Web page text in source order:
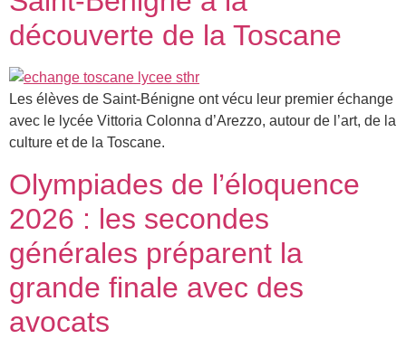
découverte de la Toscane
Les élèves de Saint-Bénigne ont vécu leur premier échange
avec le lycée Vittoria Colonna d’Arezzo, autour de l’art, de la
culture et de la Toscane.
Olympiades de l’éloquence
2026 : les secondes
générales préparent la
grande finale avec des
avocats